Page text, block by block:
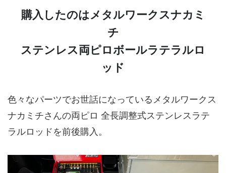
購入したのはメタルワークスナカミ
チ
ステンレス両ピロボールラテラルロ
ッド
色々なパーツでお世話になっているメタルワークス
ナカミチさんの両ピロ 全長調整式ステンレスラテ
ラルロッドを前後購入。